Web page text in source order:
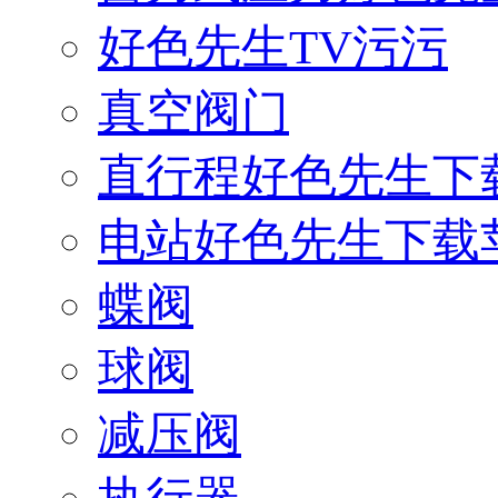
好色先生TV污污
真空阀门
直行程好色先生
电站好色先生下
蝶阀
球阀
减压阀